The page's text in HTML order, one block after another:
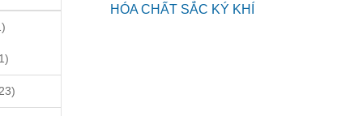
HÓA CHẤT SẮC KÝ KHÍ